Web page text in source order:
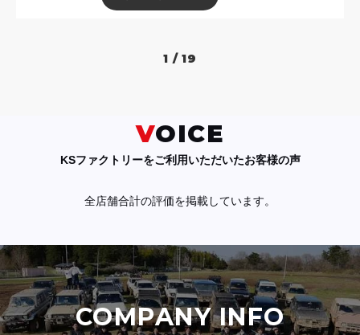
1 / 19
VOICE
KSファクトリーをご利用いただいたお客様の声
全店舗合計の評価を掲載しています。
COMPANY INFO